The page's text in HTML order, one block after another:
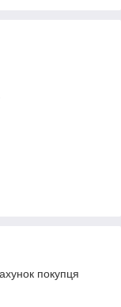
покупця